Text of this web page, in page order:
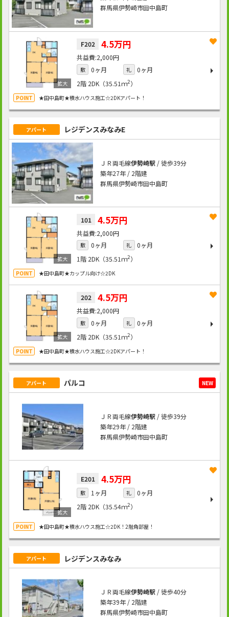
群馬県伊勢崎市田中島町
F202 4.5万円
2,000円
敷 0ヶ月 礼
0ヶ月
2階 2DK（35.51ｍ2）
★田中島町★積水ハウス施工☆2DKアパート！
アパート レジデンスみなみE
ＪＲ両毛線伊勢崎駅/ 徒歩39分
築年27年 / 2階建
群馬県伊勢崎市田中島町
101 4.5万円
2,000円
敷 0ヶ月 礼
0ヶ月
1階 2DK（35.51ｍ2）
★田中島町★カップル向け☆2DK
202 4.5万円
2,000円
敷 0ヶ月 礼
0ヶ月
2階 2DK（35.51ｍ2）
★田中島町★積水ハウス施工☆2DKアパート！
アパート パルコ NEW
ＪＲ両毛線伊勢崎駅/ 徒歩39分
築年29年 / 2階建
群馬県伊勢崎市田中島町
E201 4.5万円
敷 1ヶ月 礼
0ヶ月
2階 2DK（35.54ｍ2）
★田中島町★積水ハウス施工☆2DK！2階角部屋！
アパート レジデンスみなみ
ＪＲ両毛線伊勢崎駅/ 徒歩40分
築年39年 / 2階建
群馬県伊勢崎市田中島町